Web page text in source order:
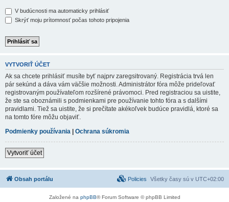
V budúcnosti ma automaticky prihlásiť
Skrýť moju prítomnosť počas tohoto pripojenia
VYTVORIŤ ÚČET
Ak sa chcete prihlásiť musíte byť najprv zaregsitrovaný. Registrácia trvá len
pár sekúnd a dáva vám väčšie možnosti. Administrátor fóra môže prideľovať
registrovaným používateľom rozšírené právomoci. Pred registraciou sa uistite,
že ste sa oboznámili s podmienkami pre používanie tohto fóra a s dalšími
pravidlami. Tiež sa uistite, že si prečítate akékoľvek budúce pravidlá, ktoré sa
na tomto fóre môžu objaviť.
Podmienky používania | Ochrana súkromia
Vytvoriť účet
Obsah portálu Všetky časy sú v UTC+02:00
Policies
Založené na phpBB® Forum Software © phpBB Limited